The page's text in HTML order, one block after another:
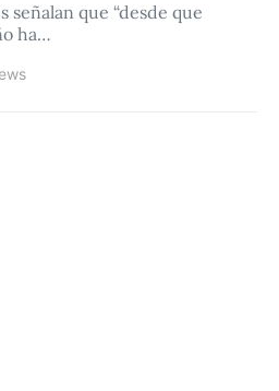
que “desde que
ha…